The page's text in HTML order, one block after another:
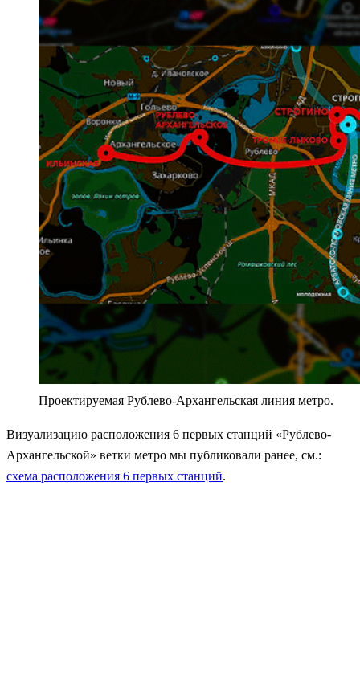
Проектируемая Рублево-Архангельская линия метро.
Визуализацию расположения 6 первых станций «Рублево-
Архангельской» ветки метро мы публиковали ранее, см.:
схема расположения 6 первых станций.